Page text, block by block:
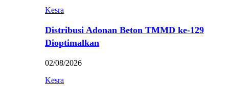
Kesra
Distribusi Adonan Beton TMMD ke-129
Dioptimalkan
02/08/2026
Kesra